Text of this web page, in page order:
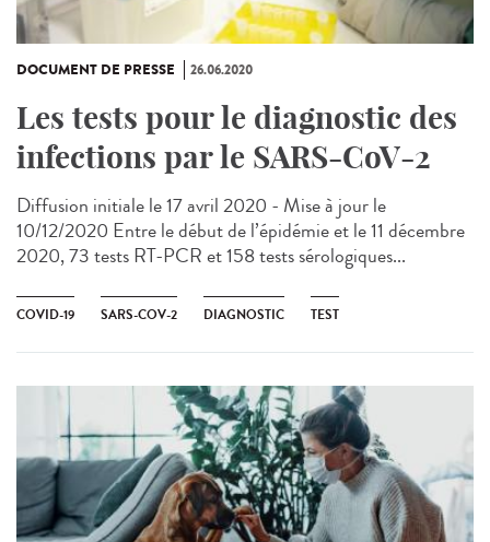
DOCUMENT DE PRESSE 26.06.2020
Les tests pour le diagnostic des
infections par le SARS-CoV-2
Diffusion initiale le 17 avril 2020 - Mise à jour le
10/12/2020 Entre le début de l’épidémie et le 11 décembre
2020, 73 tests RT-PCR et 158 tests sérologiques...
COVID-19 SARS-COV-2 DIAGNOSTIC TEST